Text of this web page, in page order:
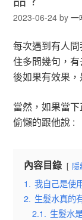
2023-06-24 by一
每次遇到有人
住多問幾句，
後如果有效果
當然，如果當
偷懶的跟他說 :
內容目錄 隱
1. 我自己是使
2. 生髮水真的
2.1. 生髮水